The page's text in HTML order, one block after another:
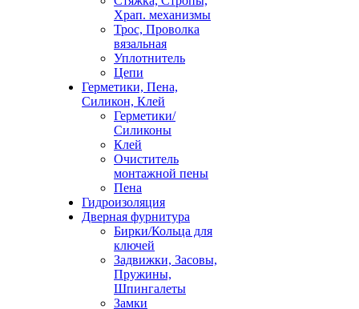
Храп. механизмы
Трос, Проволка
вязальная
Уплотнитель
Цепи
Герметики, Пена,
Силикон, Клей
Герметики/
Силиконы
Клей
Очиститель
монтажной пены
Пена
Гидроизоляция
Дверная фурнитура
Бирки/Кольца для
ключей
Задвижки, Засовы,
Пружины,
Шпингалеты
Замки